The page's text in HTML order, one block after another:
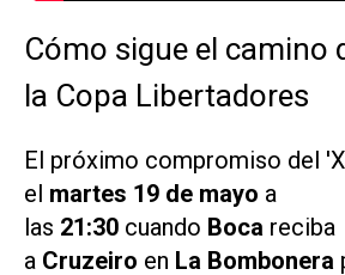
Cómo sigue el camino
la Copa Libertadores
El próximo compromiso del
el martes 19 de mayo a
las 21:30 cuando Boca reciba
a Cruzeiro en La Bombonera